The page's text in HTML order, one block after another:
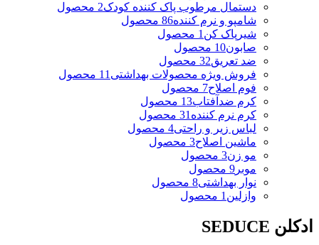
دستمال مرطوب پاک کننده کودک2 محصول
شامپو و نرم کننده86 محصول
شیرپاک کن 1 محصول
صابون10 محصول
ضد تعریق32 محصول
فروش ویژه محصولات بهداشتی 11 محصول
فوم اصلاح7 محصول
کرم ضدآفتاب13 محصول
کرم نرم کننده 31 محصول
لباس زیر و راحتی4 محصول
ماشین اصلاح3 محصول
مو زن3 محصول
موبر 9 محصول
نوار بهداشتی8 محصول
وازلین 1 محصول
ادکلن SEDUCE